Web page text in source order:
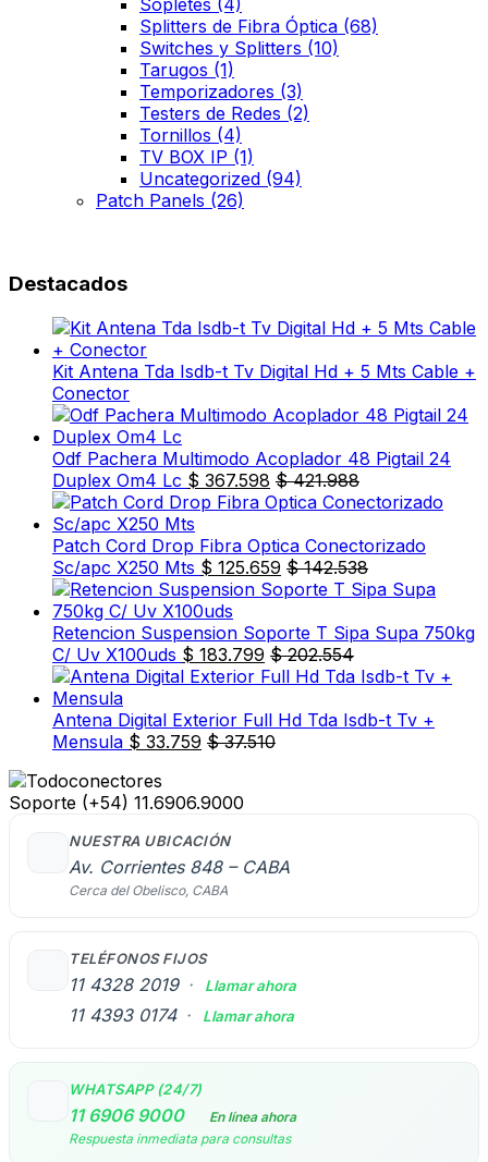
Sopletes (4)
Splitters de Fibra Óptica (68)
Switches y Splitters (10)
Tarugos (1)
Temporizadores (3)
Testers de Redes (2)
Tornillos (4)
TV BOX IP (1)
Uncategorized (94)
Patch Panels (26)
Destacados
Kit Antena Tda Isdb-t Tv Digital Hd + 5 Mts Cable +
Conector
Odf Pachera Multimodo Acoplador 48 Pigtail 24
Duplex Om4 Lc $ 367.598 $421.988
Patch Cord Drop Fibra Optica Conectorizado
Sc/apc X250 Mts $ 125.659 $142.538
Retencion Suspension Soporte T Sipa Supa 750kg
C/ Uv X100uds $ 183.799 $202.554
Antena Digital Exterior Full Hd Tda Isdb-t Tv +
Mensula $ 33.759 $37.510
Soporte (+54) 11.6906.9000
NUESTRA UBICACIÓN
Av. Corrientes 848 – CABA
Cerca del Obelisco, CABA
TELÉFONOS FIJOS
11 4328 2019 · Llamar ahora
11 4393 0174 · Llamar ahora
WHATSAPP (24/7)
11 6906 9000
En línea ahora
Respuesta inmediata para consultas